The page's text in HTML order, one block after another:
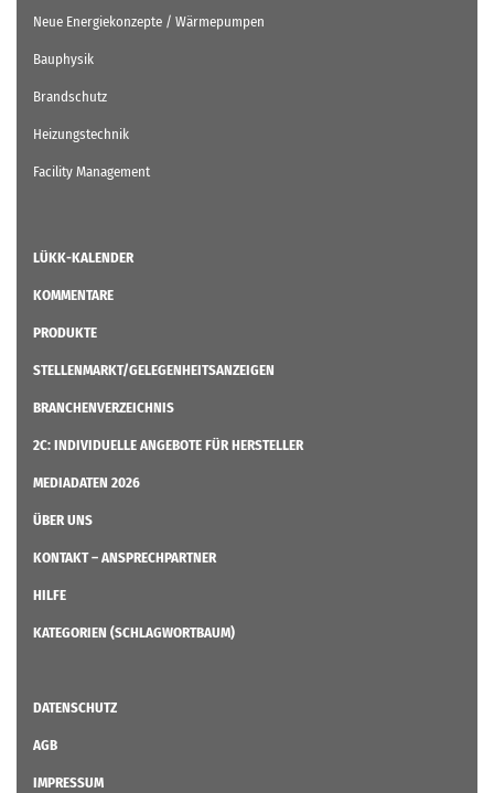
Neue Energiekonzepte / Wärmepumpen
Bauphysik
Brandschutz
Heizungstechnik
Facility Management
LÜKK-KALENDER
KOMMENTARE
PRODUKTE
STELLENMARKT/GELEGENHEITSANZEIGEN
BRANCHENVERZEICHNIS
2C: INDIVIDUELLE ANGEBOTE FÜR HERSTELLER
MEDIADATEN 2026
ÜBER UNS
KONTAKT – ANSPRECHPARTNER
HILFE
KATEGORIEN (SCHLAGWORTBAUM)
DATENSCHUTZ
AGB
IMPRESSUM